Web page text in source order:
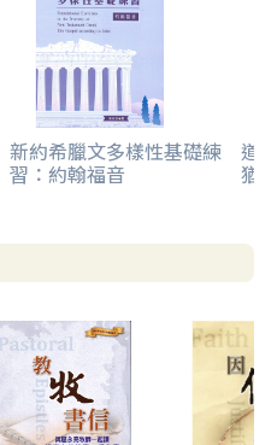
新約希臘文多樣性基礎練
習：約翰福音
道
猶